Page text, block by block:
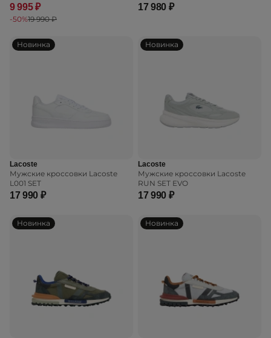
9 995 ₽
-50%19 990 ₽
17 980 ₽
Новинка
Lacoste
Мужские кроссовки Lacoste
L001 SET
17 990 ₽
Новинка
Lacoste
Мужские кроссовки Lacoste
RUN SET EVO
17 990 ₽
Новинка Новинка